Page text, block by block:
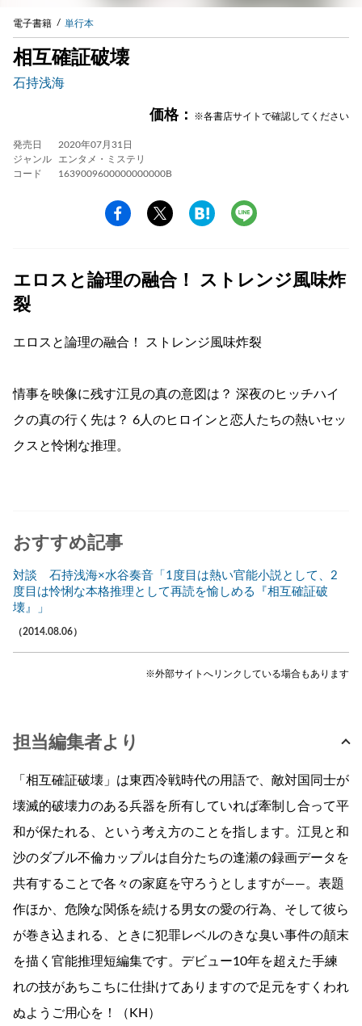
電子書籍 単行本
相互確証破壊
石持浅海
価格： ※各書店サイトで確認してください
発売日
2020年07月31日
ジャンル
エンタメ・ミステリ
コード
1639009600000000000B
エロスと論理の融合！ ストレンジ風味炸
裂
エロスと論理の融合！ ストレンジ風味炸裂
情事を映像に残す江見の真の意図は？ 深夜のヒッチハイ
クの真の行く先は？ 6人のヒロインと恋人たちの熱いセッ
クスと怜悧な推理。
おすすめ記事
対談 石持浅海×水谷奏音「1度目は熱い官能小説として、2
度目は怜悧な本格推理として再読を愉しめる『相互確証破
壊』」
（2014.08.06）
※外部サイトへリンクしている場合もあります
担当編集者より
「相互確証破壊」は東西冷戦時代の用語で、敵対国同士が
壊滅的破壊力のある兵器を所有していれば牽制し合って平
和が保たれる、という考え方のことを指します。江見と和
沙のダブル不倫カップルは自分たちの逢瀬の録画データを
共有することで各々の家庭を守ろうとしますが――。表題
作ほか、危険な関係を続ける男女の愛の行為、そして彼ら
が巻き込まれる、ときに犯罪レベルのきな臭い事件の顛末
を描く官能推理短編集です。デビュー10年を超えた手練
れの技があちこちに仕掛けてありますので足元をすくわれ
ぬようご用心を！（KH）